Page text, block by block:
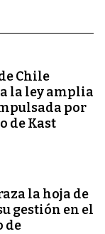
Chile
la ley amplia
por
de Kast
la hoja de
gestión en el
de